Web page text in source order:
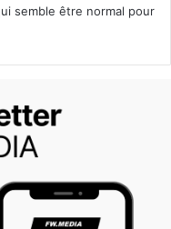
semble être normal pour